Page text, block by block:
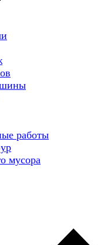
работы
мусора